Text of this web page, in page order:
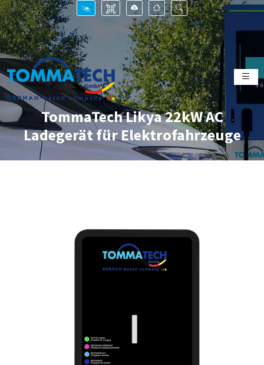
TommaTech Likya 22kW AC
Ladegerät für Elektrofahrzeuge